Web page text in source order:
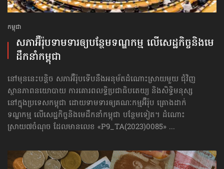
កម្ពុជា
សភាអ៊ឺរ៉ុបទាមទារ​ឲ្យបន្ថែម​ទណ្ឌកម្ម លើសេដ្ឋកិច្ច​និងមេ
ដឹកនាំកម្ពុជា
នៅមុននេះបន្តិច សភាអ៊ឺរ៉ុបទើបនឹងអនុម័តដំណោះស្រាយមួយ ជុំវិញ
ស្ថានភាពនយោបាយ ការគោរព​លទ្ធិ​ប្រជាធិបតេយ្យ និងសិទ្ធិមនុស្ស
នៅក្នុងប្រទេសកម្ពុជា ដោយទាមទារឲ្យគណៈកម្មអ៊ឺរ៉ុប គ្រោងដាក់​
ទណ្ឌកម្ម លើសេដ្ឋកិច្ច​និងមេដឹកនាំកម្ពុជា បន្ថែមទៀត។ ដំណោះ
ស្រាយ៧ចំណុច ដែលមានលេខ «P9_TA(2023)0085» ...